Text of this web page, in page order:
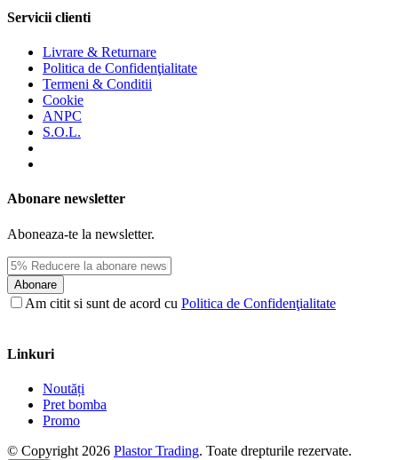
Servicii clienti
Livrare & Returnare
Politica de Confidenţialitate
Termeni & Conditii
Cookie
ANPC
S.O.L.
Abonare newsletter
Aboneaza-te la newsletter.
Abonare
Am citit si sunt de acord cu Politica de Confidenţialitate
Linkuri
Noutăți
Pret bomba
Promo
© Copyright 2026 Plastor Trading. Toate drepturile rezervate.